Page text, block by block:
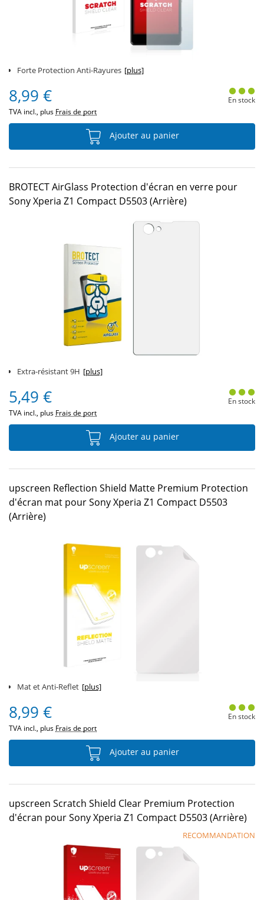
Forte Protection Anti-Rayures [plus]
8,99 €
TVA incl., plus Frais de port
En stock
Ajouter au panier
BROTECT AirGlass Protection d'écran en verre pour
Sony Xperia Z1 Compact D5503 (Arrière)
Extra-résistant 9H [plus]
5,49 €
TVA incl., plus Frais de port
En stock
Ajouter au panier
upscreen Reflection Shield Matte Premium Protection
d'écran mat pour Sony Xperia Z1 Compact D5503
(Arrière)
Mat et Anti-Reflet [plus]
8,99 €
TVA incl., plus Frais de port
En stock
Ajouter au panier
upscreen Scratch Shield Clear Premium Protection
d'écran pour Sony Xperia Z1 Compact D5503 (Arrière)
RECOMMANDATION